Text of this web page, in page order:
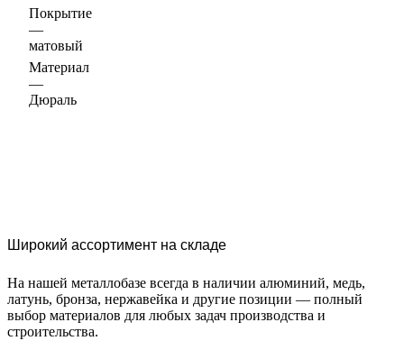
Покрытие
—
матовый
Материал
—
Дюраль
Широкий ассортимент на складе
На нашей металлобазе всегда в наличии алюминий, медь,
латунь, бронза, нержавейка и другие позиции — полный
выбор материалов для любых задач производства и
строительства.